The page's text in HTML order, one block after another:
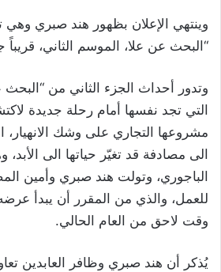
وينتهي الإعلان بظهور هند صبري وهي
“البحث عن علا، الموسم الثاني،
وتدور أحداث الجزء الثاني من
التي تجد نفسها أمام رحلة جديدة
مشروعها التجاري على وشك الانهيار،
الى مصادفة قد تغيّر حياتها الى
الباجوري، وتولت هند صبري وأمين
للعمل، والذي من المقرر أن يبدأ
وقت لاحق من العام الحالي.
يُذكر أن هند صبري وظافر العابدين